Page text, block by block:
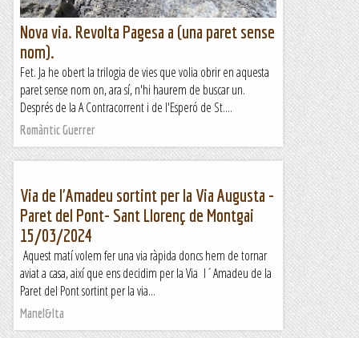
Nova via. Revolta Pagesa a (una paret sense
nom).
Fet. Ja he obert la trilogia de vies que volia obrir en aquesta
paret sense nom on, ara sí, n'hi haurem de buscar un.
Després de la A Contracorrent i de l'Esperó de St....
Romàntic Guerrer
Via de l'Amadeu sortint per la Via Augusta -
Paret del Pont- Sant Llorenç de Montgai
15/03/2024
Aquest matí volem fer una via ràpida doncs hem de tornar
aviat a casa, així que ens decidim per la Via l´Amadeu de la
Paret del Pont sortint per la via...
Manel&Ita